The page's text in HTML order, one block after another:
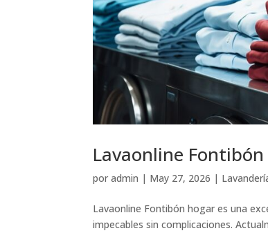
Lavaonline
poradmin | May 27, 2026 |
Lavaonline Fontibón hogar es una
impecables sin complicaciones.